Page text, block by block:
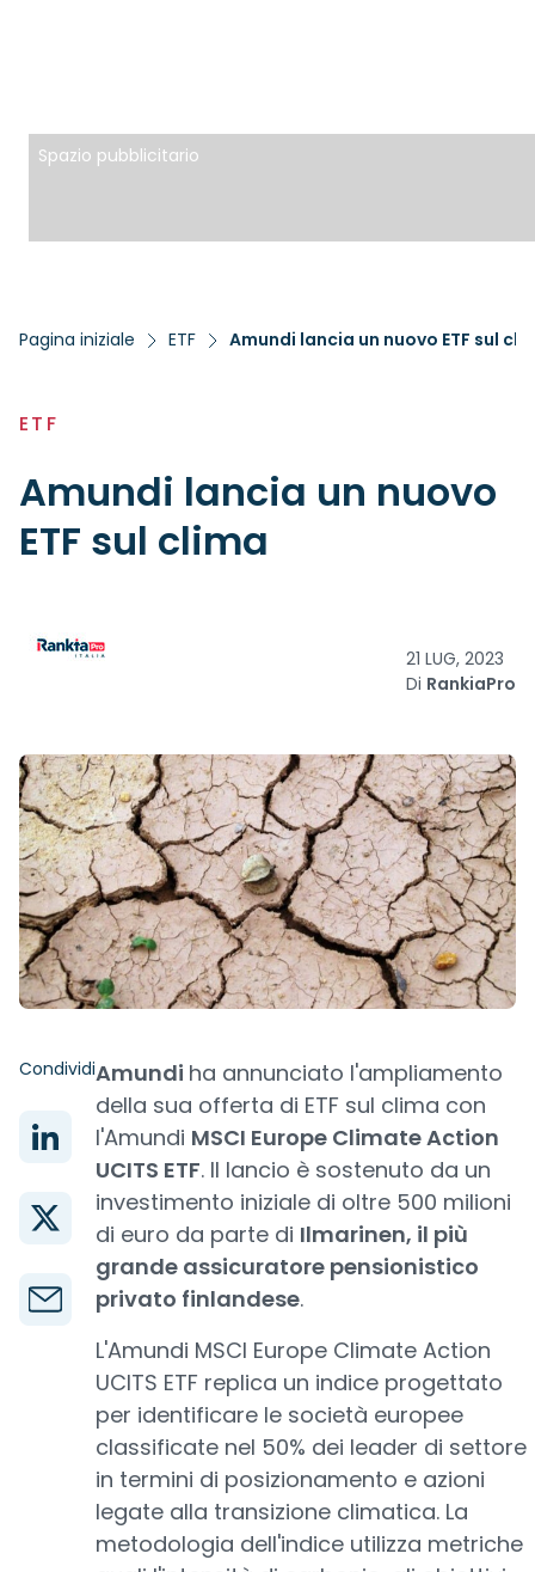
Spazio pubblicitario
Pagina iniziale ETF Amundi lancia un nuovo ETF sul
ETF
Amundi lancia un nuovo
ETF sul clima
21 LUG, 2023
Di RankiaPro
CondividiAmundi ha annunciato l'ampliamento
della sua offerta di ETF sul clima con
l'Amundi MSCI Europe Climate Action
UCITS ETF. Il lancio è sostenuto da un
investimento iniziale di oltre 500 milioni
di euro da parte di Ilmarinen, il più
grande assicuratore pensionistico
privato finlandese.
L'Amundi MSCI Europe Climate Action
UCITS ETF replica un indice progettato
per identificare le società europee
classificate nel 50% dei leader di settore
in termini di posizionamento e azioni
legate alla transizione climatica. La
metodologia dell'indice utilizza metriche